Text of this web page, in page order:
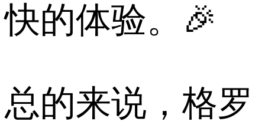
快的体验。🎉
总的来说，格罗